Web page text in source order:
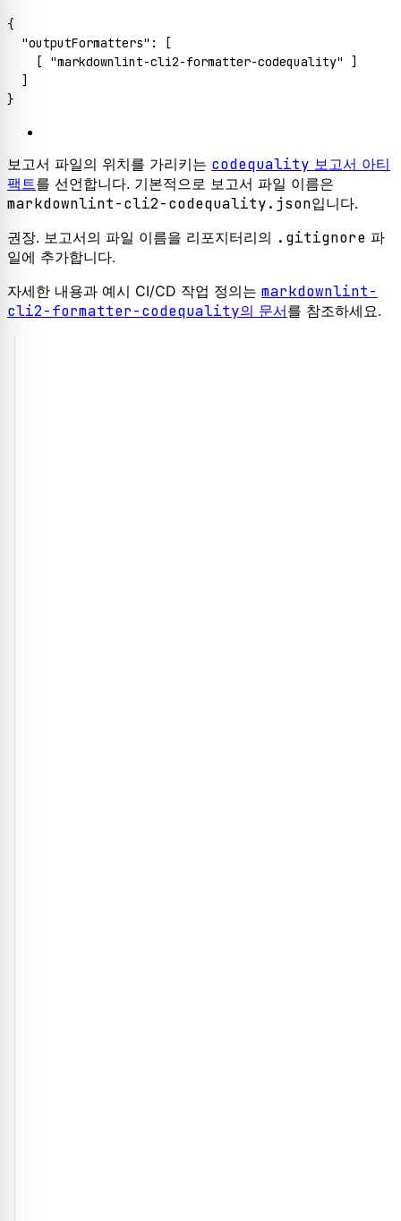
{
"outputFormatters" :
[
[
"markdownlint-cli2-formatter-codequality"
]
]
}
보고서 파일의 위치를 가리키는 codequality 보고서 아티
팩트를 선언합니다. 기본적으로 보고서 파일 이름은
markdownlint-cli2-codequality.json입니다.
권장. 보고서의 파일 이름을 리포지터리의 .gitignore 파
일에 추가합니다.
자세한 내용과 예시 CI/CD 작업 정의는 markdownlint-
cli2-formatter-codequality의 문서를 참조하세요.